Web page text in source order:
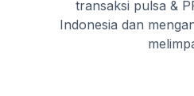
transaksi pulsa &
Indonesia dan